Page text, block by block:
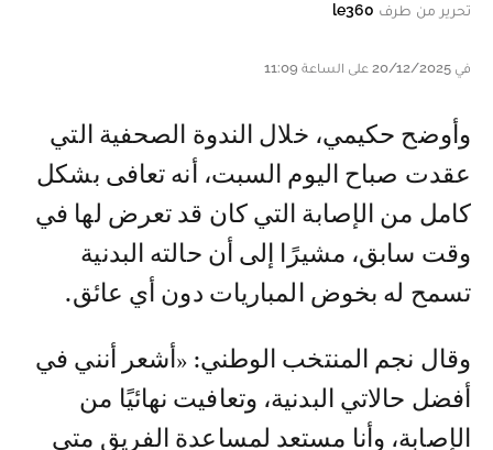
تحرير من طرف le360
في 20/12/2025 على الساعة 11:09
وأوضح حكيمي، خلال الندوة الصحفية التي
عقدت صباح اليوم السبت، أنه تعافى بشكل
كامل من الإصابة التي كان قد تعرض لها في
وقت سابق، مشيرًا إلى أن حالته البدنية
تسمح له بخوض المباريات دون أي عائق.
وقال نجم المنتخب الوطني: «أشعر أنني في
أفضل حالاتي البدنية، وتعافيت نهائيًا من
الإصابة، وأنا مستعد لمساعدة الفريق متى